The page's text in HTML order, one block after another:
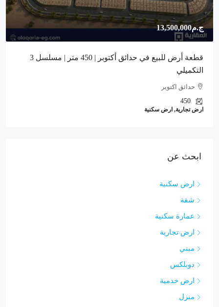
ج.م13,500,000
قطعة أرض للبيع في حدائق أكتوبر | 450 متر | مسلسل 3
التكميلي
حدائق اكتوبر
450
ارض تجارية, ارض سكنية
ابحث عن
ارض سكنية
شقة
عمارة سكنية
ارض تجارية
مبني
دوبلكس
ارض خدمية
منزل